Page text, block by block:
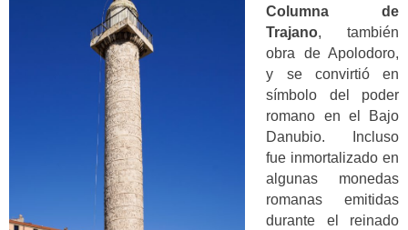
Columna de
Trajano, también
obra de Apolodoro,
y se convirtió en
símbolo del poder
romano en el Bajo
Danubio. Incluso
fue inmortalizado en
algunas monedas
romanas emitidas
durante el reinado